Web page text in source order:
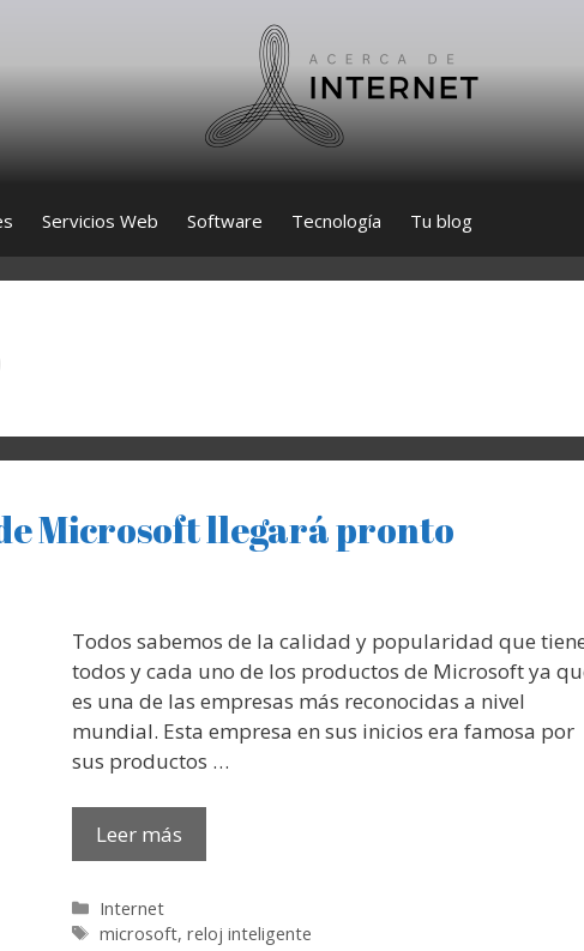
Servicios Web Software Tecnología Tu blog
Microsoft llegará pronto
Todos sabemos de la calidad y popularidad que
todos y cada uno de los productos de Microsoft ya
es una de las empresas más reconocidas a nivel
mundial. Esta empresa en sus inicios era famosa por
sus productos …
Leer más
Categorías
Internet
Etiquetas
microsoft,reloj inteligente